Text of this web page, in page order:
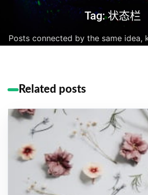
Tag: 状态栏
Posts connected by the same idea,
Related posts